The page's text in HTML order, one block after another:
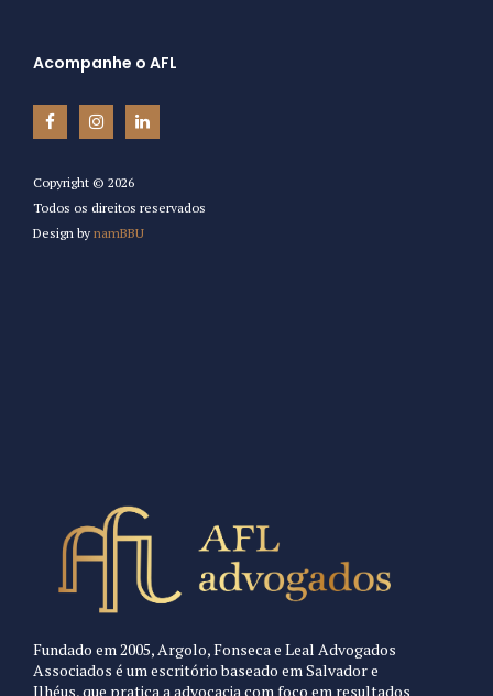
Acompanhe o AFL
Copyright © 2026
Todos os direitos reservados
Design by namBBU
Fundado em 2005, Argolo, Fonseca e Leal Advogados
Associados é um escritório baseado em Salvador e
Ilhéus, que pratica a advocacia com foco em resultados